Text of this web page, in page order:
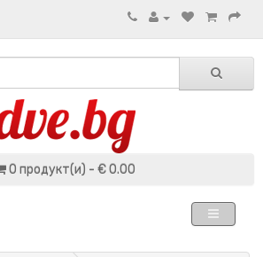
0 продукт(и) - € 0.00